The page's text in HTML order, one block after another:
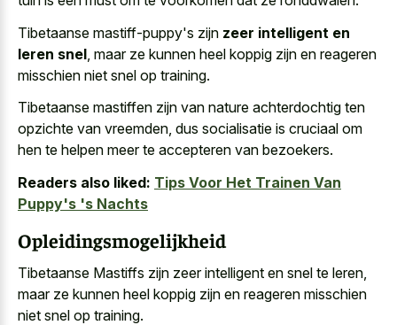
Tibetaanse mastiff-puppy's zijn zeer intelligent en
leren snel , maar ze kunnen heel koppig zijn en reageren
misschien niet snel op training.
Tibetaanse mastiffen zijn van nature achterdochtig ten
opzichte van vreemden, dus socialisatie is cruciaal om
hen te helpen meer te accepteren van bezoekers.
Readers also liked: Tips Voor Het Trainen Van
Puppy's 's Nachts
Opleidingsmogelijkheid
Tibetaanse Mastiffs zijn zeer intelligent en snel te leren,
maar ze kunnen heel koppig zijn en reageren misschien
niet snel op training.